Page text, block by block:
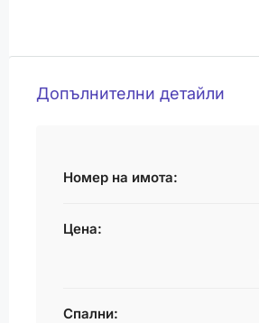
Допълнителни детайли
Номер на имота:
Цена:
Спални: